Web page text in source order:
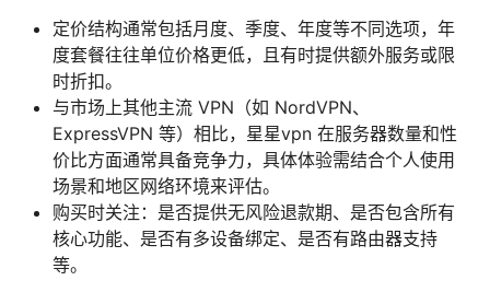
定价结构通常包括月度、季度、年度等不同选项，年
度套餐往往单位价格更低，且有时提供额外服务或限
时折扣。
与市场上其他主流 VPN（如 NordVPN、
ExpressVPN 等）相比，星星vpn 在服务器数量和性
价比方面通常具备竞争力，具体体验需结合个人使用
场景和地区网络环境来评估。
购买时关注：是否提供无风险退款期、是否包含所有
核心功能、是否有多设备绑定、是否有路由器支持
等。